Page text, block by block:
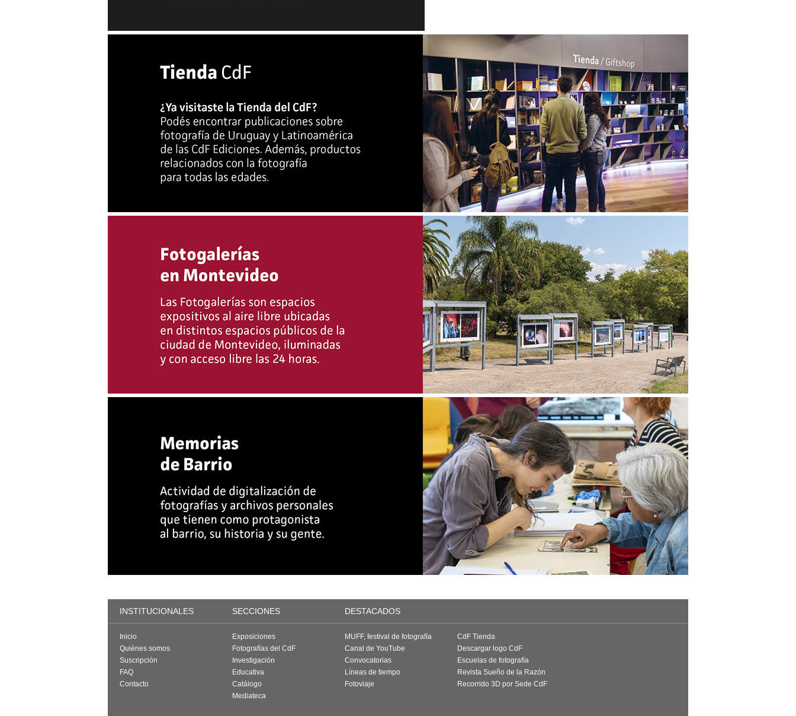
INSTITUCIONALES SECCIONES DESTACADOS
Inicio
Quiénes somos
Suscripción
FAQ
Contacto
Exposiciones
Fotografías del CdF
Investigación
Educativa
Catálogo
Mediateca
MUFF, festival de fotografía
Canal de YouTube
Convocatorias
Líneas de tiempo
Fotoviaje
CdF Tienda
Descargar logo CdF
Escuelas de fotografía
Revista Sueño de la Razón
Recorrido 3D por Sede CdF